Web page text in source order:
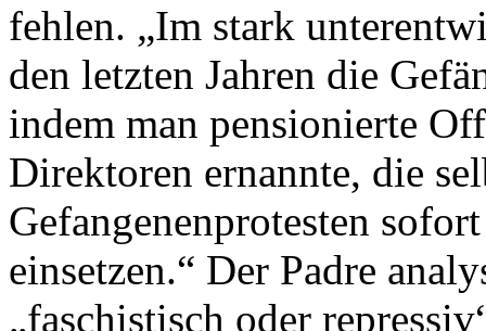
fehlen. „Im stark
den letzten Jahren die
indem man pensionierte
Direktoren ernannte, die
Gefangenenprotesten
einsetzen.“ Der Padre
„faschistisch oder